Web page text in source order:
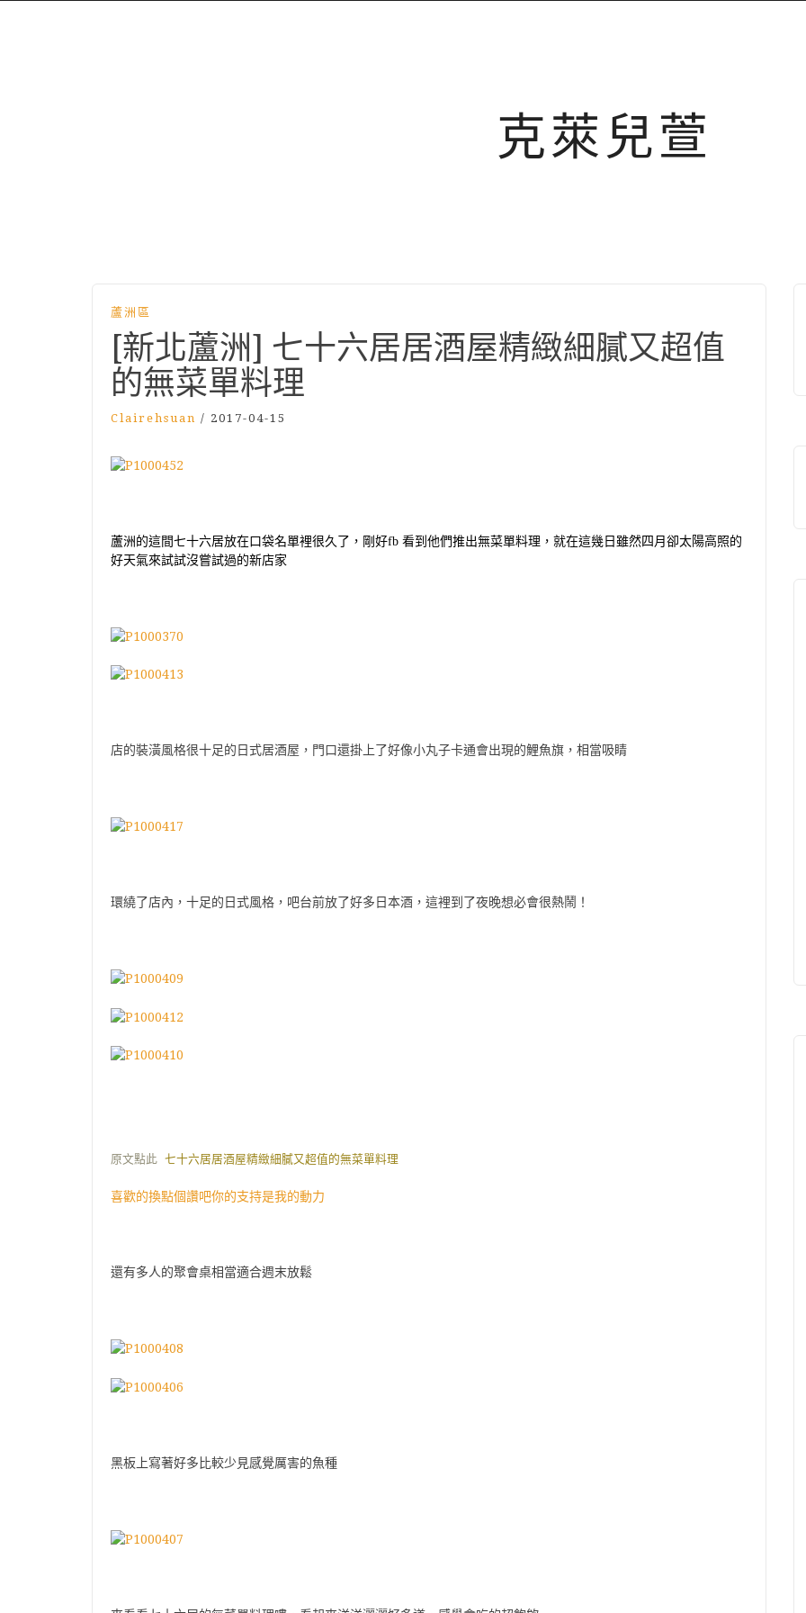
克萊兒萱
蘆洲區
[新北蘆洲] 七十六居居酒屋精緻細膩又超值
的無菜單料理
Clairehsuan / 2017-04-15
蘆洲的這間七十六居放在口袋名單裡很久了，剛好fb 看到他們推出無菜單料理，就在這幾日雖然四月卻太陽高照的
好天氣來試試沒嘗試過的新店家
店的裝潢風格很十足的日式居酒屋，門口還掛上了好像小丸子卡通會出現的鯉魚旗，相當吸睛
環繞了店內，十足的日式風格，吧台前放了好多日本酒，這裡到了夜晚想必會很熱鬧！
原文點此 七十六居居酒屋精緻細膩又超值的無菜單料理
喜歡的換點個讚吧你的支持是我的動力
還有多人的聚會桌相當適合週末放鬆
黑板上寫著好多比較少見感覺厲害的魚種